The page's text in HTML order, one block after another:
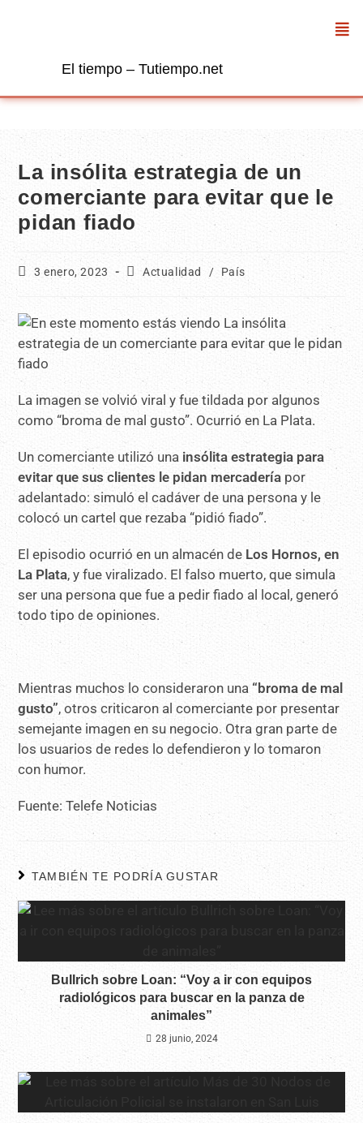
El tiempo – Tutiempo.net
La insólita estrategia de un
comerciante para evitar que le
pidan fiado
3 enero, 2023 Actualidad / País
La imagen se volvió viral y fue tildada por algunos
como “broma de mal gusto”. Ocurrió en La Plata.
Un comerciante utilizó una insólita estrategia para
evitar que sus clientes le pidan mercadería por
adelantado: simuló el cadáver de una persona y le
colocó un cartel que rezaba “pidió fiado”.
El episodio ocurrió en un almacén de Los Hornos, en
La Plata, y fue viralizado. El falso muerto, que simula
ser una persona que fue a pedir fiado al local, generó
todo tipo de opiniones.
Mientras muchos lo consideraron una “broma de mal
gusto”, otros criticaron al comerciante por presentar
semejante imagen en su negocio. Otra gran parte de
los usuarios de redes lo defendieron y lo tomaron
con humor.
Fuente: Telefe Noticias
TAMBIÉN TE PODRÍA GUSTAR
Bullrich sobre Loan: “Voy a ir con equipos
radiológicos para buscar en la panza de
animales”
28 junio, 2024